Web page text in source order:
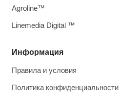
Информация
Правила и условия
Политика конфиденциальности
Agroline™
Linemedia Digital ™